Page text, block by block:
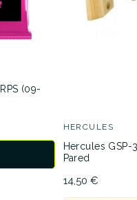
(09-
HERCULES
Hercules
Pared
14,50 €